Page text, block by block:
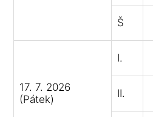
Š
17. 7. 2026
(Pátek)
I.
II.